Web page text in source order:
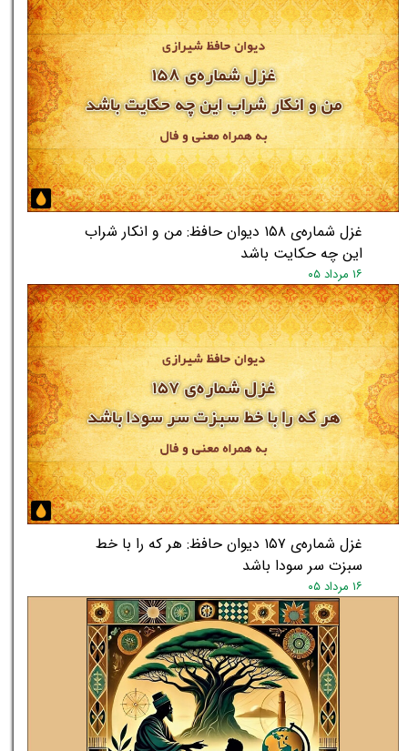
غزل شماره‌ی ۱۵۸ دیوان حافظ: من و انکار شراب
این چه حکایت باشد
۱۶ مرداد ۰۵
غزل شماره‌ی ۱۵۷ دیوان حافظ: هر که را با خط
سبزت سر سودا باشد
۱۶ مرداد ۰۵